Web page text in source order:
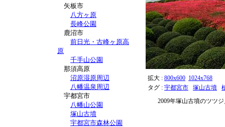
矢板市
八方ヶ原
長峰公園
鹿沼市
前日光・古峰ヶ原高
原
千手山公園
那須高原
沼原湿原周辺
八幡温泉周辺
宇都宮市
八幡山公園
塚山古墳
宇都宮市森林公園
拡大 : 800x600 1024x768
タグ : 宇都宮市 塚山古墳
2009年塚山古墳のツツ